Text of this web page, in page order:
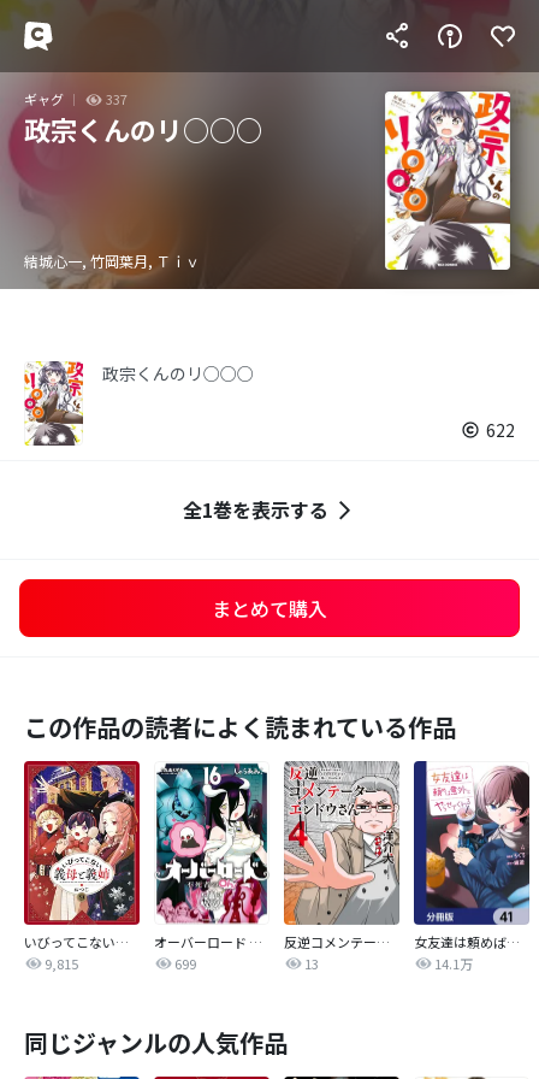
ギャグ 337
政宗くんのリ○○○
結城心一, 竹岡葉月, Ｔｉｖ
政宗くんのリ○○○
622
全1巻を表示する
まとめて購入
この作品の読者によく読まれている作品
いびってこない義母と義姉
9,815
オーバーロード 不死者のOh!
699
反逆コメンテーターエンドウさん
13
女友達は頼めば意外とヤらせてくれる【分冊版】
14.1万
同じジャンルの人気作品